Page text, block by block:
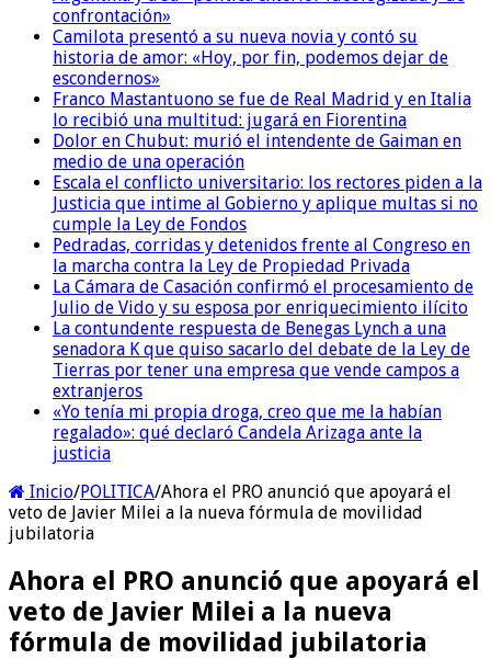
confrontación»
Camilota presentó a su nueva novia y contó su
historia de amor: «Hoy, por fin, podemos dejar de
escondernos»
Franco Mastantuono se fue de Real Madrid y en Italia
lo recibió una multitud: jugará en Fiorentina
Dolor en Chubut: murió el intendente de Gaiman en
medio de una operación
Escala el conflicto universitario: los rectores piden a la
Justicia que intime al Gobierno y aplique multas si no
cumple la Ley de Fondos
Pedradas, corridas y detenidos frente al Congreso en
la marcha contra la Ley de Propiedad Privada
La Cámara de Casación confirmó el procesamiento de
Julio de Vido y su esposa por enriquecimiento ilícito
La contundente respuesta de Benegas Lynch a una
senadora K que quiso sacarlo del debate de la Ley de
Tierras por tener una empresa que vende campos a
extranjeros
«Yo tenía mi propia droga, creo que me la habían
regalado»: qué declaró Candela Arizaga ante la
justicia
Inicio/POLITICA/Ahora el PRO anunció que apoyará el
veto de Javier Milei a la nueva fórmula de movilidad
jubilatoria
Ahora el PRO anunció que apoyará el
veto de Javier Milei a la nueva
fórmula de movilidad jubilatoria